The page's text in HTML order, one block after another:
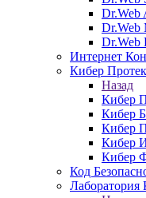
Dr.Web
Dr.Web
Dr.Web
Интернет
Кибер
Назад
Кибер
Кибер
Кибер
Кибер
Кибер
Код
Лаборатория